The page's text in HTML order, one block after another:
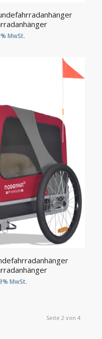
MwSt.
MwSt.
Seite 2 von 4